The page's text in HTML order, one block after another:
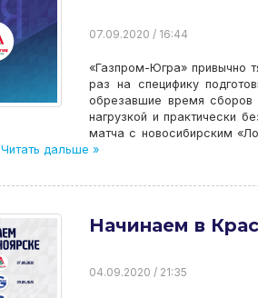
07.09.2020 / 16:44
«Газпром-Югра» привычно
раз на специфику
обрезавшие время сборов
нагрузкой и практически
матча с новосибирским
Читать дальше »
Начинаем в
04.09.2020 / 21:35